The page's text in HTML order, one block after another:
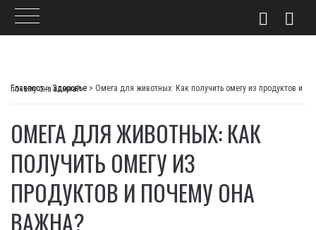
Главпост> Здоровье >
Омега для животных: Как получить омегу из продуктов и почему она важна?
ОМЕГА ДЛЯ ЖИВОТНЫХ: КАК
ПОЛУЧИТЬ ОМЕГУ ИЗ
ПРОДУКТОВ И ПОЧЕМУ ОНА
ВАЖНА?